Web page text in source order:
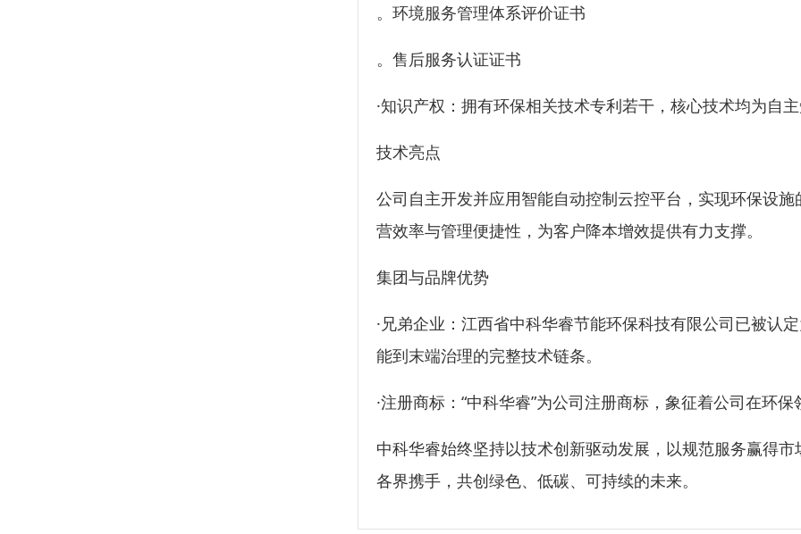
。环境服务管理体系评价证书
。售后服务认证证书
·知识产权：拥有环保相关技术专利若干，核心技术均为自主
技术亮点
公司自主开发并应用智能自动控制云控平台，实现环保设
营效率与管理便捷性，为客户降本增效提供有力支撑。
集团与品牌优势
·兄弟企业：江西省中科华睿节能环保科技有限公司已被认
能到末端治理的完整技术链条。
·注册商标：“中科华睿”为公司注册商标，象征着公司在环保
中科华睿始终坚持以技术创新驱动发展，以规范服务赢得
各界携手，共创绿色、低碳、可持续的未来。